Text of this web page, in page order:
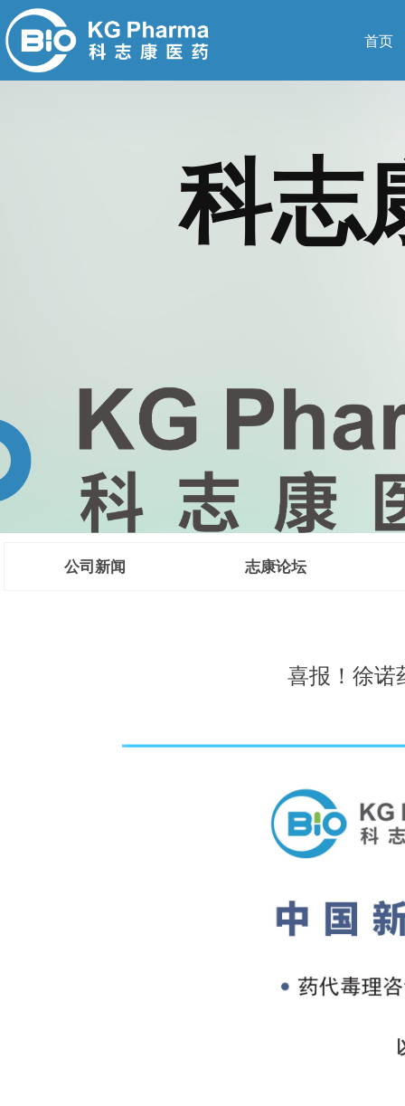
首页
喜报！徐诺
科志
CMC法规咨
公司新闻 志康论坛